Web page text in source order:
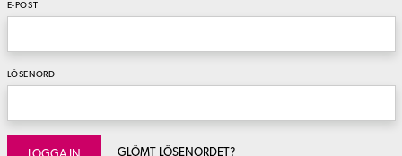
E-POST
LÖSENORD
GLÖMT LÖSENORDET?